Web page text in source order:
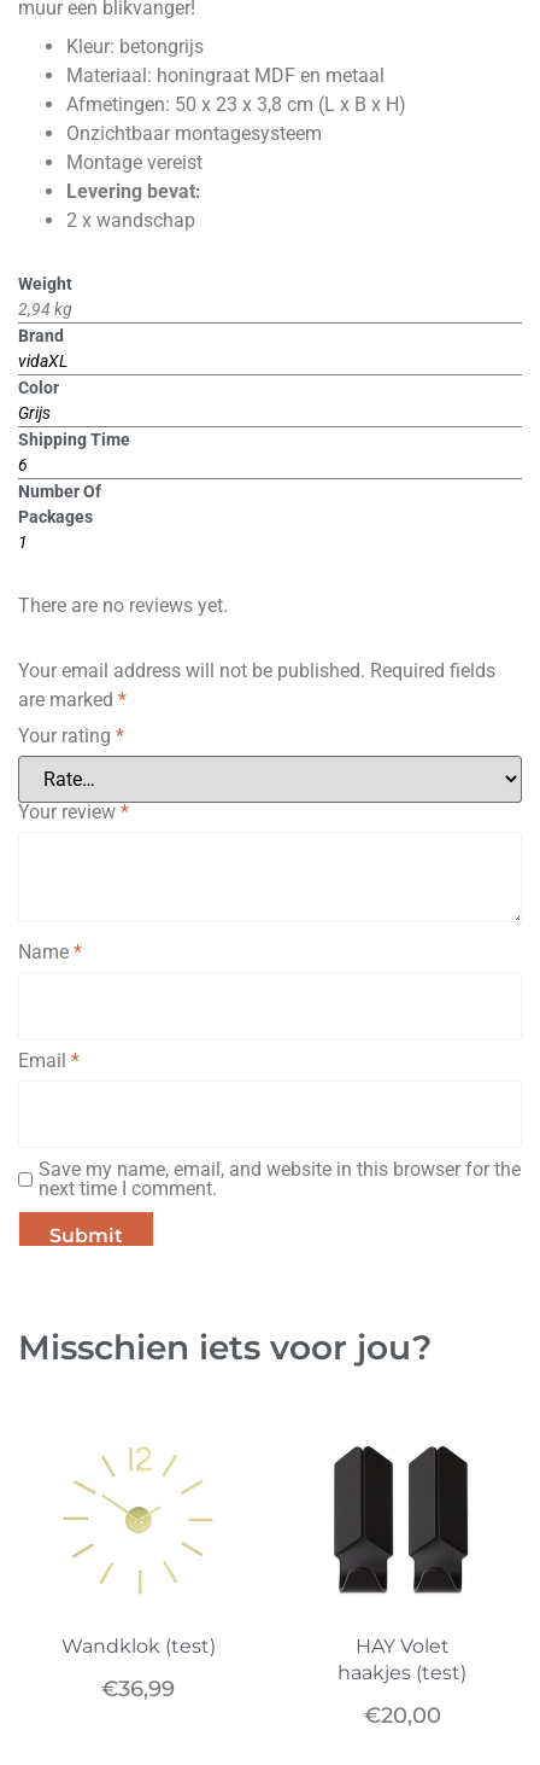
muur een blikvanger!
Kleur: betongrijs
Materiaal: honingraat MDF en metaal
Afmetingen: 50 x 23 x 3,8 cm (L x B x H)
Onzichtbaar montagesysteem
Montage vereist
Levering bevat:
2 x wandschap
Weight
2,94 kg
Brand
vidaXL
Color
Grijs
Shipping Time
6
Number Of
Packages
1
There are no reviews yet.
Your email address will not be published. Required fields
are marked *
Your rating *
Your review *
Name *
Email *
Save my name, email, and website in this browser for the
next time I comment.
Misschien iets voor jou?
Wandklok (test)
€36,99
HAY Volet
haakjes (test)
€20,00